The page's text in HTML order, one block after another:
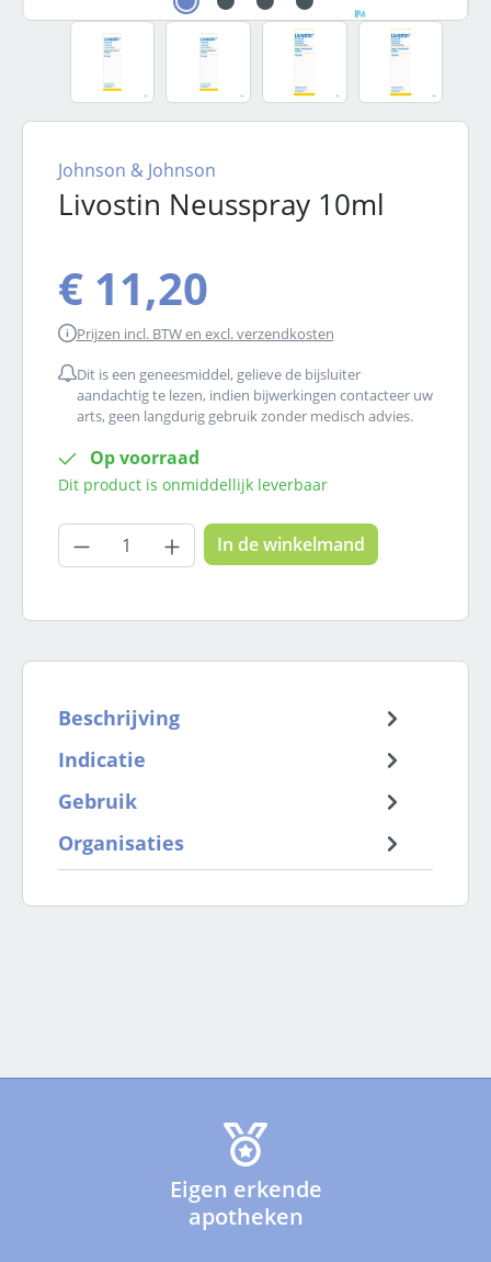
Livostin Neusspray 10ml
Johnson & Johnson
€ 11,20
Prijzen incl. BTW en excl. verzendkosten
Dit is een geneesmiddel, gelieve de bijsluiter
aandachtig te lezen, indien bijwerkingen contacteer uw
arts, geen langdurig gebruik zonder medisch advies.
Op voorraad
Dit product is onmiddellijk leverbaar
Producthoeveelheid: Voer de
In de winkelmand
Beschrijving
Indicatie
Gebruik
Organisaties
Eigen erkende
apotheken